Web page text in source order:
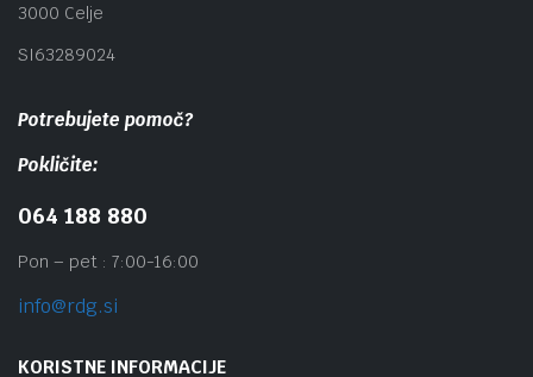
3000 Celje
SI63289024
Potrebujete pomoč?
Pokličite:
064 188 880
Pon – pet : 7:00-16:00
info@rdg.si
KORISTNE INFORMACIJE